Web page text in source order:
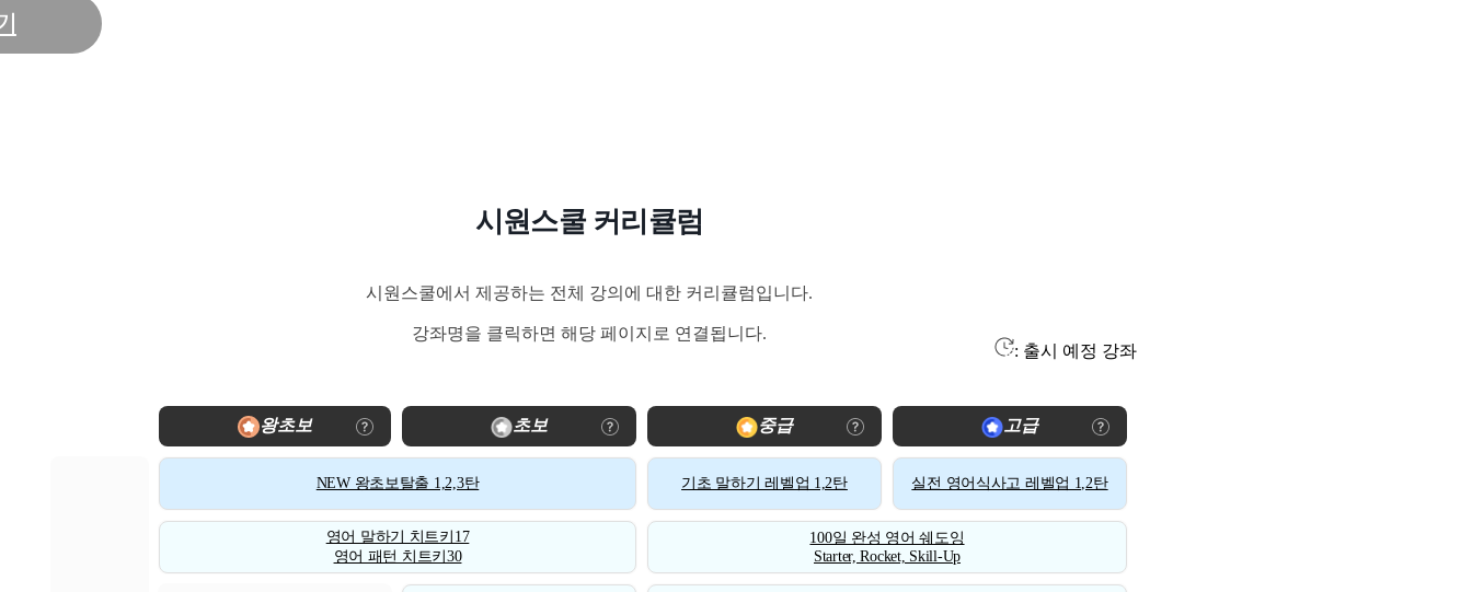
시원스쿨 커리큘럼
시원스쿨에서 제공하는 전체 강의에 대한 커리큘럼입니다.
강좌명을 클릭하면 해당 페이지로 연결됩니다.
: 출시 예정 강좌
왕초보 초보 중급 고급
NEW 왕초보탈출 1,2,3탄 기초 말하기 레벨업 1,2탄 실전 영어식사고 레벨업 1,2탄
영어 말하기 치트키17
영어 패턴 치트키30
100일 완성 영어 쉐도잉
Starter, Rocket, Skill-Up